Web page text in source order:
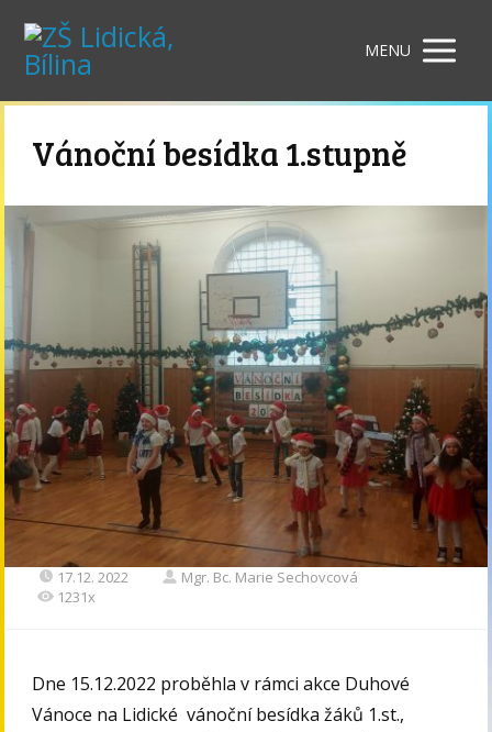
MENU
Vánoční besídka 1.stupně
17.12. 2022
Mgr. Bc. Marie Sechovcová
1231x
Dne 15.12.2022 proběhla v rámci akce Duhové
Vánoce na Lidické vánoční besídka žáků 1.st.,